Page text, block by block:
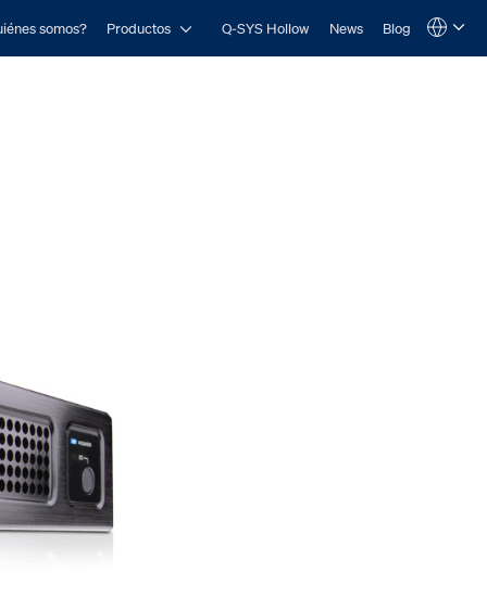
somos? Productos Open ProductosQ-SYS Hollow News Blog